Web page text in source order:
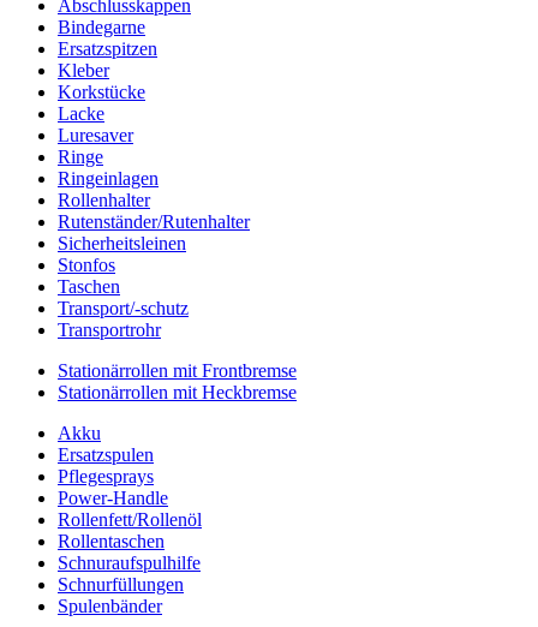
Abschlusskappen
Bindegarne
Ersatzspitzen
Kleber
Korkstücke
Lacke
Luresaver
Ringe
Ringeinlagen
Rollenhalter
Rutenständer/Rutenhalter
Sicherheitsleinen
Stonfos
Taschen
Transport/-schutz
Transportrohr
Stationärrollen mit Frontbremse
Stationärrollen mit Heckbremse
Akku
Ersatzspulen
Pflegesprays
Power-Handle
Rollenfett/Rollenöl
Rollentaschen
Schnuraufspulhilfe
Schnurfüllungen
Spulenbänder